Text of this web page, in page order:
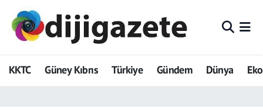
KKTC Güney Kıbrıs Türkiye Gündem Dünya
ADVERTORIAL
Dijigazete
Hava Durumu
Trafik Durumu